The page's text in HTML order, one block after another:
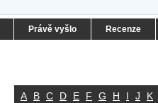
Právě vyšlo Recenze
A B C D E F G H I J K